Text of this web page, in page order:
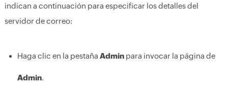
indican a continuación para especificar los detalles del
servidor de correo:
Haga clic en la pestaña Adminpara invocar la página de
Admin.